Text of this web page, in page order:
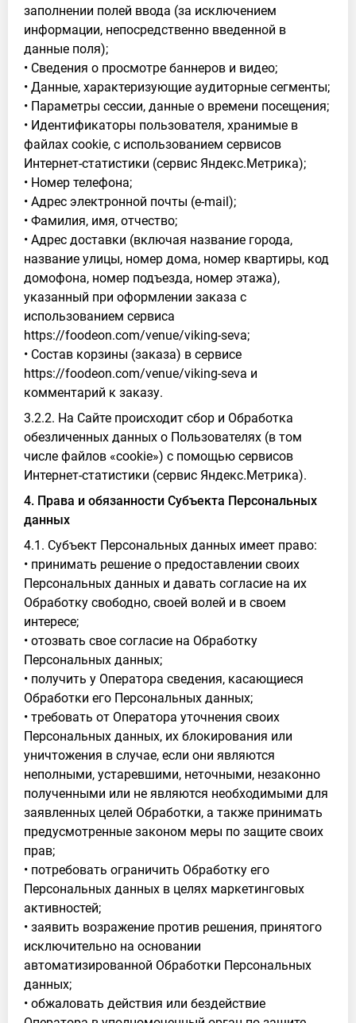
заполнении полей ввода (за исключением
информации, непосредственно введенной в
данные поля);
• Сведения о просмотре баннеров и видео;
• Данные, характеризующие аудиторные сегменты;
• Параметры сессии, данные о времени посещения;
• Идентификаторы пользователя, хранимые в
файлах cookie, с использованием сервисов
Интернет-статистики (сервис Яндекс.Метрика);
• Номер телефона;
• Адрес электронной почты (e-mail);
• Фамилия, имя, отчество;
• Адрес доставки (включая название города,
название улицы, номер дома, номер квартиры, код
домофона, номер подъезда, номер этажа),
указанный при оформлении заказа с
использованием сервиса
https://foodeon.com/venue/viking-seva;
• Состав корзины (заказа) в сервисе
https://foodeon.com/venue/viking-seva и
комментарий к заказу.
3.2.2. На Сайте происходит сбор и Обработка
обезличенных данных о Пользователях (в том
числе файлов «cookie») с помощью сервисов
Интернет-статистики (сервис Яндекс.Метрика).
4. Права и обязанности Субъекта Персональных
данных
4.1. Субъект Персональных данных имеет право:
• принимать решение о предоставлении своих
Персональных данных и давать согласие на их
Обработку свободно, своей волей и в своем
интересе;
• отозвать свое согласие на Обработку
Персональных данных;
• получить у Оператора сведения, касающиеся
Обработки его Персональных данных;
• требовать от Оператора уточнения своих
Персональных данных, их блокирования или
уничтожения в случае, если они являются
неполными, устаревшими, неточными, незаконно
полученными или не являются необходимыми для
заявленных целей Обработки, а также принимать
предусмотренные законом меры по защите своих
прав;
• потребовать ограничить Обработку его
Персональных данных в целях маркетинговых
активностей;
• заявить возражение против решения, принятого
исключительно на основании
автоматизированной Обработки Персональных
данных;
• обжаловать действия или бездействие